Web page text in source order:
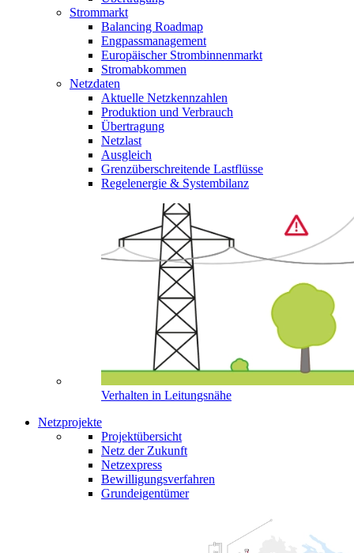
Strommarkt
Balancing Roadmap
Engpassmanagement
Europäischer Strombinnenmarkt
Stromabkommen
Netzdaten
Aktuelle Netzkennzahlen
Produktion und Verbrauch
Übertragung
Netzlast
Ausgleich
Grenzüberschreitende Lastflüsse
Regelenergie & Systembilanz
Verhalten in Leitungsnähe
Netzprojekte
Projektübersicht
Netz der Zukunft
Netzexpress
Bewilligungsverfahren
Grundeigentümer